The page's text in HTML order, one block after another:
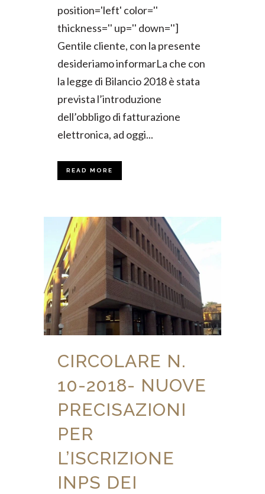
position='left' color=''
thickness='' up='' down='']
Gentile cliente, con la presente
desideriamo informarLa che con
la legge di Bilancio 2018 è stata
prevista l’introduzione
dell’obbligo di fatturazione
elettronica, ad oggi...
READ MORE
CIRCOLARE N.
10-2018- NUOVE
PRECISAZIONI
PER
L’ISCRIZIONE
INPS DEI